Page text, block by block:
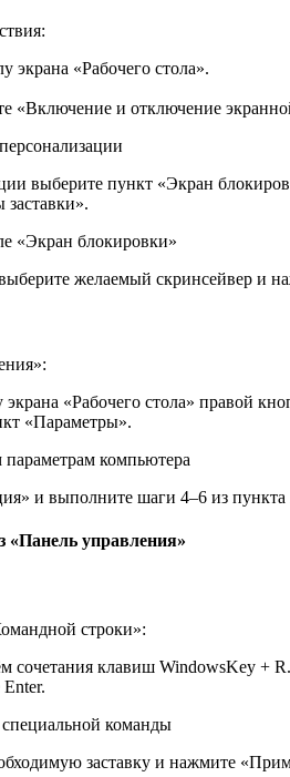
«Рабочего стола».
«Включение и отключение
выберите пункт «Экран
«Экран блокировки»
желаемый скринсейвер и
«Рабочего стола» правой
«Параметры».
компьютера
и выполните шаги 4–6 из пункта
«Панель управления»
строки»:
сочетания клавиш WindowsKey + R.
команды
заставку и нажмите